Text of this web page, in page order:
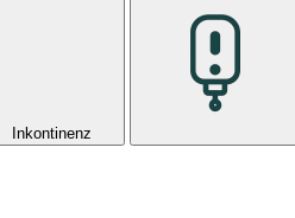
Inkontinenz